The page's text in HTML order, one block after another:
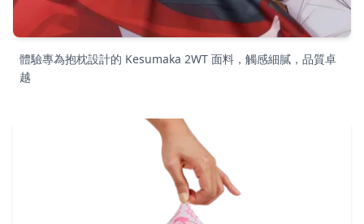
體驗專為抱枕設計的 Kesumaka 2WT 面料，觸感細膩，品質卓
越